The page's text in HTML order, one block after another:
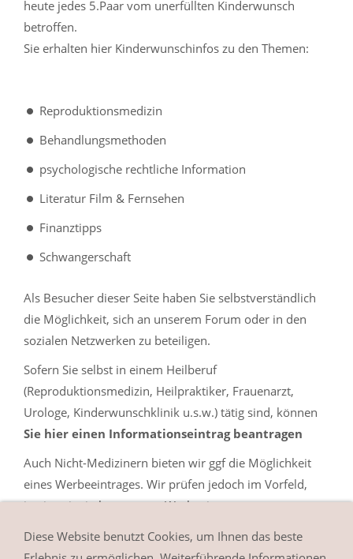
heute jedes 5.Paar vom unerfüllten Kinderwunsch
betroffen.
Sie erhalten hier Kinderwunschinfos zu den Themen:
Reproduktionsmedizin
Behandlungsmethoden
psychologische rechtliche Information
Literatur Film & Fernsehen
Finanztipps
Schwangerschaft
Als Besucher dieser Seite haben Sie selbstverständlich
die Möglichkeit, sich an unserem Forum oder in den
sozialen Netzwerken zu beteiligen.
Sofern Sie selbst in einem Heilberuf
(Reproduktionsmedizin, Heilpraktiker, Frauenarzt,
Urologe, Kinderwunschklinik u.s.w.) tätig sind, können
Sie hier einen Informationseintrag beantragen
Auch Nicht-Medizinern bieten wir ggf die Möglichkeit
eines Werbeeintrages. Wir prüfen jedoch im Vorfeld,
inwieweit ein beantragter Werbeeintrag zu unsere
Diese Website benutzt Cookies, um Ihnen das beste